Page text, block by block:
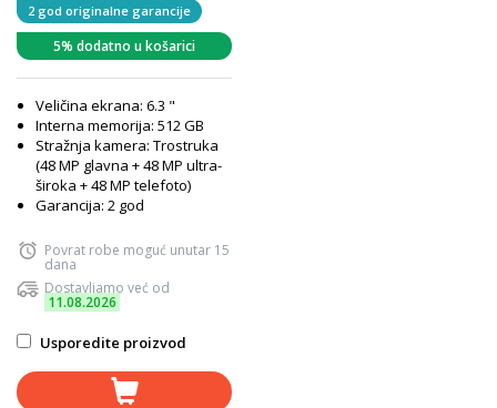
2 god originalne garancije
5% dodatno u košarici
Veličina ekrana: 6.3 "
Interna memorija: 512 GB
Stražnja kamera: Trostruka
(48 MP glavna + 48 MP ultra-
široka + 48 MP telefoto)
Garancija: 2 god
Povrat robe moguć unutar 15
dana
Dostavljamo već od
11.08.2026
Usporedite proizvod